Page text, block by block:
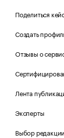
Поделиться
Создать
Отзывы о
Лента
Эксперты
Выбор редакции